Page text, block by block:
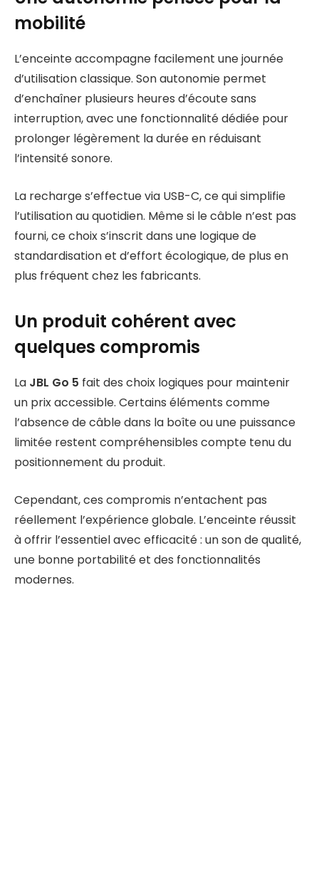
mobilité
L’enceinte accompagne facilement une journée
d’utilisation classique. Son autonomie permet
d’enchaîner plusieurs heures d’écoute sans
interruption, avec une fonctionnalité dédiée pour
prolonger légèrement la durée en réduisant
l’intensité sonore.
La recharge s’effectue via USB-C, ce qui simplifie
l’utilisation au quotidien. Même si le câble n’est pas
fourni, ce choix s’inscrit dans une logique de
standardisation et d’effort écologique, de plus en
plus fréquent chez les fabricants.
Un produit cohérent avec
quelques compromis
La JBL Go 5 fait des choix logiques pour maintenir
un prix accessible. Certains éléments comme
l’absence de câble dans la boîte ou une puissance
limitée restent compréhensibles compte tenu du
positionnement du produit.
Cependant, ces compromis n’entachent pas
réellement l’expérience globale. L’enceinte réussit
à offrir l’essentiel avec efficacité : un son de qualité,
une bonne portabilité et des fonctionnalités
modernes.